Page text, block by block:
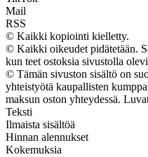
Mail
RSS
© Kaikki kopiointi kielletty.
© Kaikki oikeudet pidätetään.
kun teet ostoksia sivustolla
© Tämän sivuston sisältö on
yhteistyötä kaupallisten
maksun oston yhteydessä.
Teksti
Ilmaista sisältöä
Hinnan alennukset
Kokemuksia